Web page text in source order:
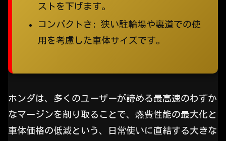
ストを下げます。
コンパクトさ: 狭い駐輪場や裏道での使
用を考慮した車体サイズです。
ホンダは、多くのユーザーが諦める最高速のわずか
なマージンを削り取ることで、燃費性能の最大化と
車体価格の低減という、日常使いに直結する大きな